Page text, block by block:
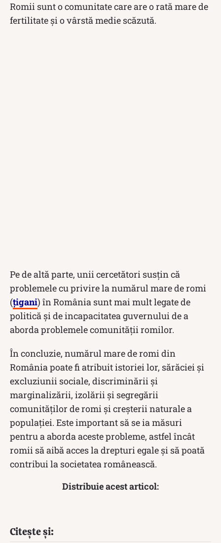
Romii sunt o comunitate care are o rată mare de
fertilitate și o vârstă medie scăzută.
Pe de altă parte, unii cercetători susțin că
problemele cu privire la numărul mare de romi
(țigani) în România sunt mai mult legate de
politică și de incapacitatea guvernului de a
aborda problemele comunității romilor.
În concluzie, numărul mare de romi din
România poate fi atribuit istoriei lor, sărăciei și
excluziunii sociale, discriminării și
marginalizării, izolării și segregării
comunităților de romi și creșterii naturale a
populației. Este important să se ia măsuri
pentru a aborda aceste probleme, astfel încât
romii să aibă acces la drepturi egale și să poată
contribui la societatea românească.
Distribuie acest articol:
Citește și: